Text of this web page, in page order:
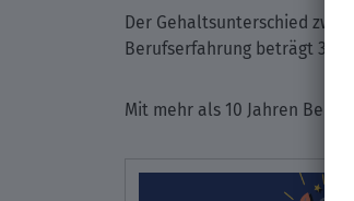
Der Gehaltsunterschied
Berufserfahrung beträgt
Mit mehr als 10 Jahren